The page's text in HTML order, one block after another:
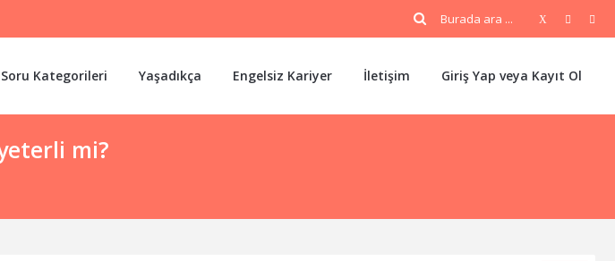
Soru Kategorileri Yaşadıkça Engelsiz Kariyer İletişim Giriş Yap veya Kayıt Ol
mi?